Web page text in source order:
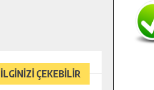
İLGİNİZİ ÇEKEBİLİR